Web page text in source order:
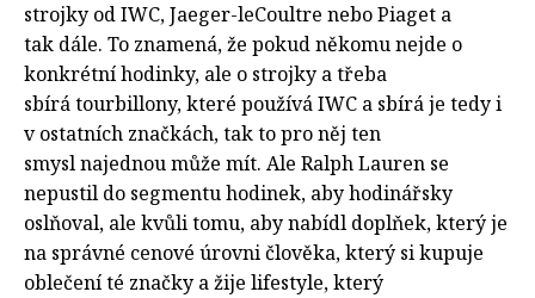
strojky od IWC, Jaeger-leCoultre nebo Piaget a
tak dále. To znamená, že pokud někomu nejde o
konkrétní hodinky, ale o strojky a třeba
sbírá tourbillony, které používá IWC a sbírá je tedy i
v ostatních značkách, tak to pro něj ten
smysl najednou může mít. Ale Ralph Lauren se
nepustil do segmentu hodinek, aby hodinářsky
oslňoval, ale kvůli tomu, aby nabídl doplňek, který je
na správné cenové úrovni člověka, který si kupuje
oblečení té značky a žije lifestyle, který